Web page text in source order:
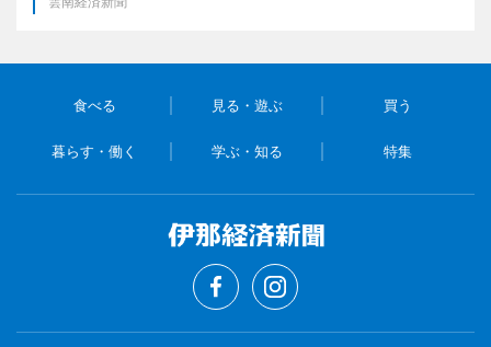
食べる 見る・遊ぶ 買う
暮らす・働く 学ぶ・知る 特集